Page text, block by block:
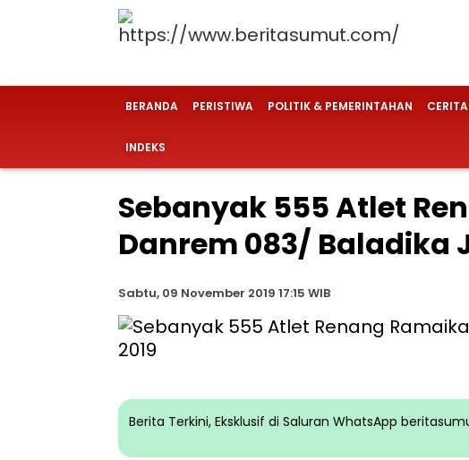
BERANDA PERISTIWA POLITIK & PEMERINTAHAN
INDEKS
Sebanyak 555 Atlet
Danrem 083/ Baladika
Sabtu, 09 November 2019 17:15 WIB
Berita Terkini, Eksklusif di Saluran WhatsApp